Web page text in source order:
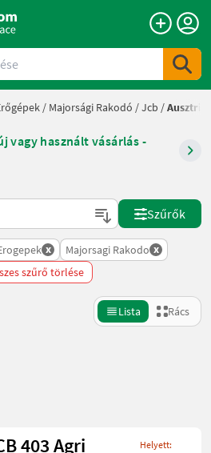
/ Majorsági Rakodó /Jcb /Ausztria
vagy használt vásárlás -
on
Szűrők
x Majorsagi Rakodo x
szűrő törlése
Lista Rács
403 Agri
Helyett: